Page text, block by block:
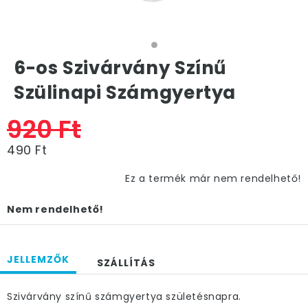
6-os Szivárvány Színű
Szülinapi Számgyertya
920 Ft
490 Ft
Ez a termék már nem rendelhető!
Nem rendelhető!
JELLEMZŐK SZÁLLÍTÁS
Szivárvány színű számgyertya születésnapra.